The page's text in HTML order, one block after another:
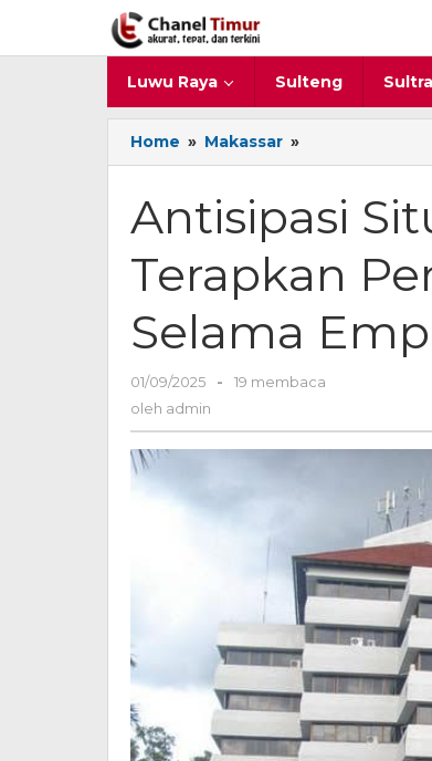
konten
Luwu Raya Sulteng Sultra
Home » Makassar »
Situasi
Unhas
Terapkan
Pembelajaran
Daring
Empat
hari
Antisipasi
Terapkan
Selama
01/09/2025
oleh
-
19 membaca
oleh admin